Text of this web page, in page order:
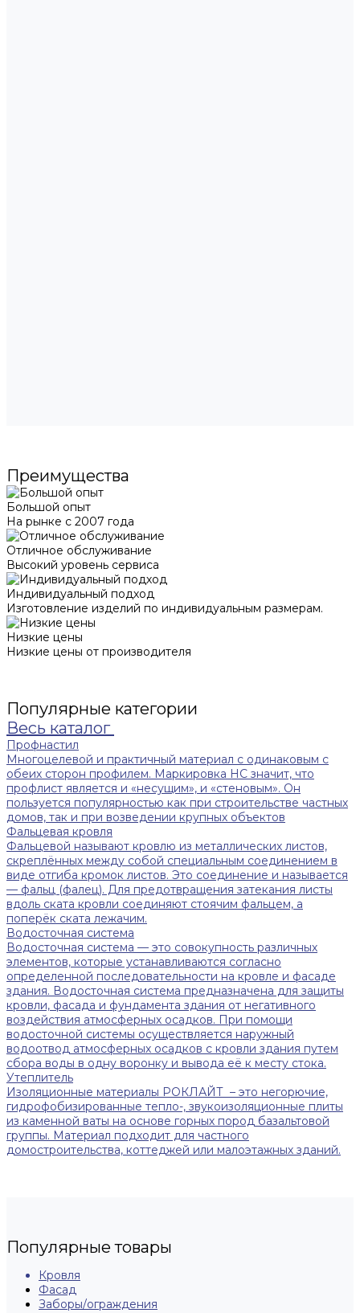
Преимущества
Большой опыт
На рынке с 2007 года
Отличное обслуживание
Высокий уровень сервиса
Индивидуальный подход
Изготовление изделий по индивидуальным размерам.
Низкие цены
Низкие цены от производителя
Популярные категории
Весь каталог
Профнастил
Многоцелевой и практичный материал с одинаковым с
обеих сторон профилем. Маркировка НС значит, что
профлист является и «несущим», и «стеновым». Он
пользуется популярностью как при строительстве частных
домов, так и при возведении крупных объектов
Фальцевая кровля
Фальцевой называют кровлю из металлических листов,
скреплённых между собой специальным соединением в
виде отгиба кромок листов. Это соединение и называется
— фальц (фалец). Для предотвращения затекания листы
вдоль ската кровли соединяют стоячим фальцем, а
поперёк ската лежачим.
Водосточная система
Водосточная система — это совокупность различных
элементов, которые устанавливаются согласно
определенной последовательности на кровле и фасаде
здания. Водосточная система предназначена для защиты
кровли, фасада и фундамента здания от негативного
воздействия атмосферных осадков. При помощи
водосточной системы осуществляется наружный
водоотвод атмосферных осадков с кровли здания путем
сбора воды в одну воронку и вывода её к месту стока.
Утеплитель
Изоляционные материалы РОКЛАЙТ – это негорючие,
гидрофобизированные тепло-, звукоизоляционные плиты
из каменной ваты на основе горных пород базальтовой
группы. Материал подходит для частного
домостроительства, коттеджей или малоэтажных зданий.
Популярные товары
Кровля
Фасад
Заборы/ограждения